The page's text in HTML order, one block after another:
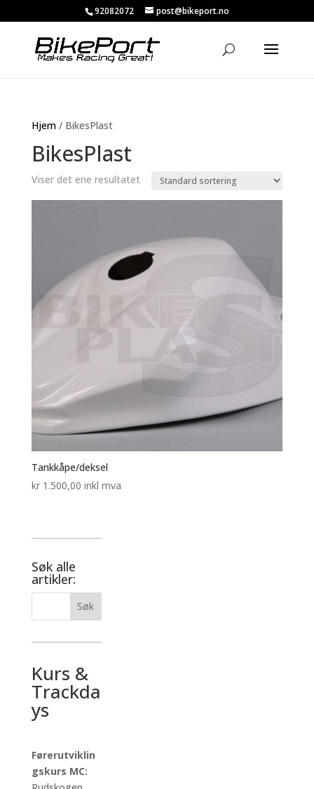
92082072 post@bikeport.no
Hjem/ BikesPlast
BikesPlast
Viser det ene resultatet
Tankkåpe/deksel
kr1.500,00 inkl mva
Søk alle
artikler:
Kurs &
Trackda
ys
Førerutviklin
gskurs MC: